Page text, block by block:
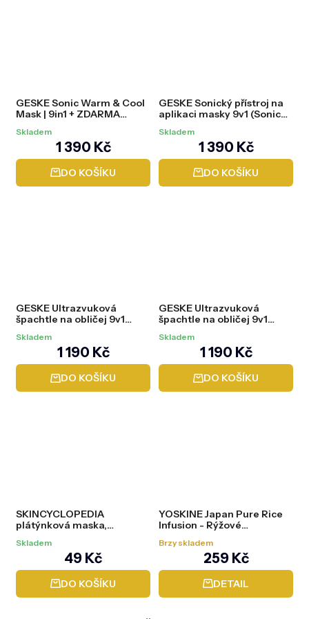
GESKE Sonic Warm & Cool
Mask | 9in1 + ZDARMA
maska na pleť
Skladem
1 390 Kč
DO KOŠÍKU
GESKE Sonický přístroj na
aplikaci masky 9v1 (Sonic
Skladem
1 390 Kč
DO KOŠÍKU
GESKE Ultrazvuková
špachtle na obličej 9v1
Scrubber & Blackhead
Remover) Midnight
Skladem
1 190 Kč
DO KOŠÍKU
GESKE Ultrazvuková
špachtle na obličej 9v1
Scrubber & Blackhead
Remover)Starlight
Skladem
1 190 Kč
DO KOŠÍKU
SKINCYCLOPEDIA
plátýnková maska,
Skladem
49 Kč
DO KOŠÍKU
YOSKINE Japan Pure Rice
Infusion - Rýžové
ml
Brzy skladem
259 Kč
DETAIL